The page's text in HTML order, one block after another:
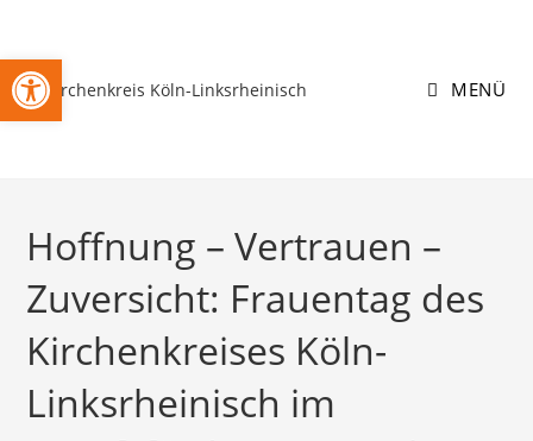
springen
MENÜ
Hoffnung – Vertrauen –
Zuversicht: Frauentag des
Kirchenkreises Köln-
Linksrheinisch im
Open toolbar